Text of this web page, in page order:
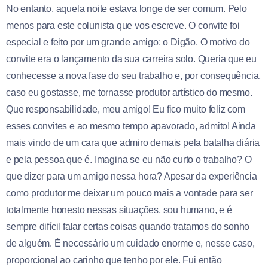
No entanto, aquela noite estava longe de ser comum. Pelo
menos para este colunista que vos escreve. O convite foi
especial e feito por um grande amigo: o Digão. O motivo do
convite era o lançamento da sua carreira solo. Queria que eu
conhecesse a nova fase do seu trabalho e, por consequência,
caso eu gostasse, me tornasse produtor artístico do mesmo.
Que responsabilidade, meu amigo! Eu fico muito feliz com
esses convites e ao mesmo tempo apavorado, admito! Ainda
mais vindo de um cara que admiro demais pela batalha diária
e pela pessoa que é. Imagina se eu não curto o trabalho? O
que dizer para um amigo nessa hora? Apesar da experiência
como produtor me deixar um pouco mais a vontade para ser
totalmente honesto nessas situações, sou humano, e é
sempre difícil falar certas coisas quando tratamos do sonho
de alguém. É necessário um cuidado enorme e, nesse caso,
proporcional ao carinho que tenho por ele. Fui então